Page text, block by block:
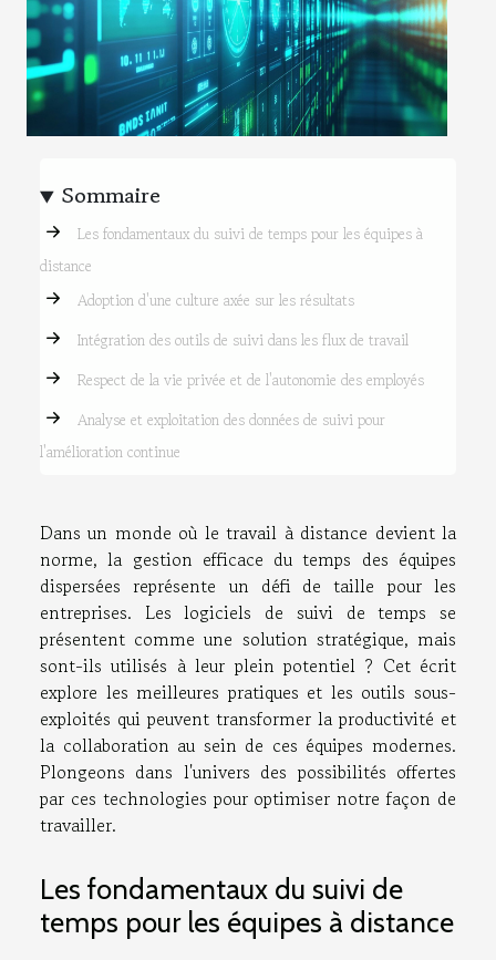
Sommaire
Les fondamentaux du suivi de temps pour les équipes à
distance
Adoption d'une culture axée sur les résultats
Intégration des outils de suivi dans les flux de travail
Respect de la vie privée et de l'autonomie des employés
Analyse et exploitation des données de suivi pour
l'amélioration continue
Dans un monde où le travail à distance devient la
norme, la gestion efficace du temps des équipes
dispersées représente un défi de taille pour les
entreprises. Les logiciels de suivi de temps se
présentent comme une solution stratégique, mais
sont-ils utilisés à leur plein potentiel ? Cet écrit
explore les meilleures pratiques et les outils sous-
exploités qui peuvent transformer la productivité et
la collaboration au sein de ces équipes modernes.
Plongeons dans l'univers des possibilités offertes
par ces technologies pour optimiser notre façon de
travailler.
Les fondamentaux du suivi de
temps pour les équipes à distance